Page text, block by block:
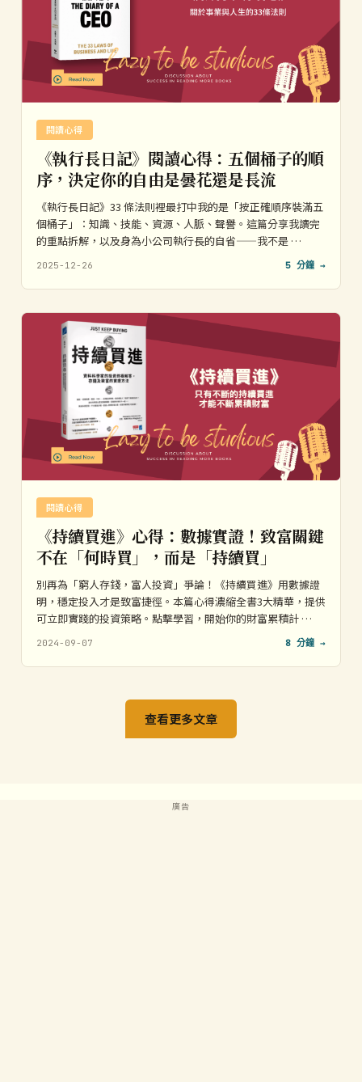
閱讀心得
《執行長日記》閱讀心得：五個桶子的順
序，決定你的自由是曇花還是長流
《執行長日記》33 條法則裡最打中我的是「按正確順序裝滿五
個桶子」：知識、技能、資源、人脈、聲譽。這篇分享我讀完
的重點拆解，以及身為小公司執行長的自省——我不是 …
2025-12-26 5 分鐘 →
閱讀心得
《持續買進》心得：數據實證！致富關鍵
不在「何時買」，而是「持續買」
別再為「窮人存錢，富人投資」爭論！《持續買進》用數據證
明，穩定投入才是致富捷徑。本篇心得濃縮全書3大精華，提供
可立即實踐的投資策略。點擊學習，開始你的財富累積計 …
2024-09-07 8 分鐘 →
查看更多文章